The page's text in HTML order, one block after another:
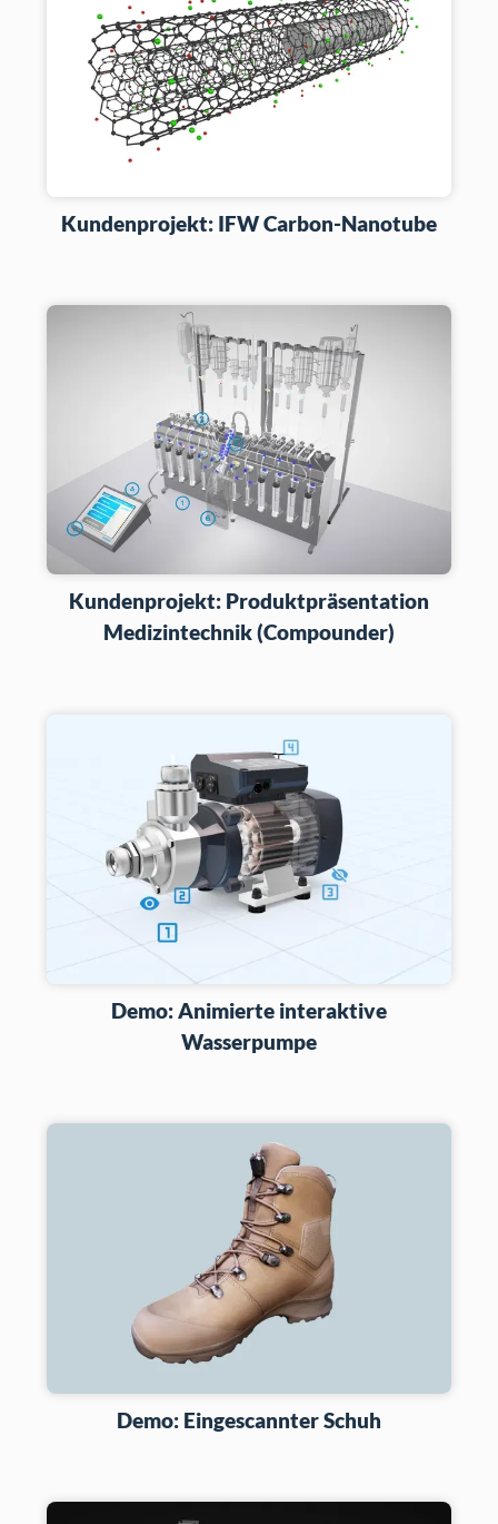
Kundenprojekt: IFW Carbon-Nanotube
Kundenprojekt: Produktpräsentation
Medizintechnik (Compounder)
Demo: Animierte interaktive
Wasserpumpe
Demo: Eingescannter Schuh